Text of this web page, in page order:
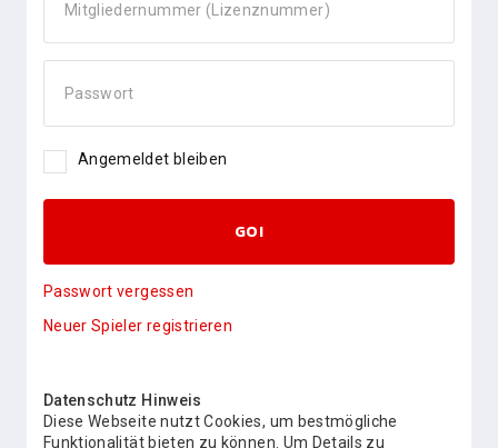
Mitgliedernummer (Lizenznummer)
Passwort
Angemeldet bleiben
GO!
Passwort vergessen
Neuer Spieler registrieren
Datenschutz Hinweis
Diese Webseite nutzt Cookies, um bestmögliche
Funktionalität bieten zu können. Um Details zu